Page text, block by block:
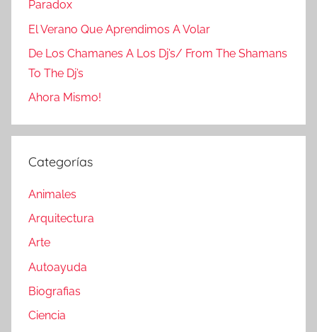
Paradox
El Verano Que Aprendimos A Volar
De Los Chamanes A Los Dj’s/ From The Shamans
To The Dj’s
Ahora Mismo!
Categorías
Animales
Arquitectura
Arte
Autoayuda
Biografias
Ciencia